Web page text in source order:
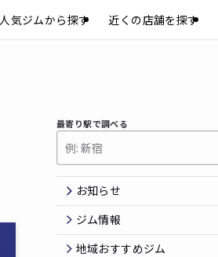
人気ジムから探す 近くの店舗を探す
最寄り駅で調べる
お知らせ
ジム情報
地域おすすめジム